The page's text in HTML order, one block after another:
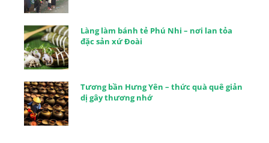
Làng làm bánh tẻ Phú Nhi – nơi lan tỏa
đặc sản xứ Đoài
Tương bần Hưng Yên – thức quà quê giản
dị gây thương nhớ